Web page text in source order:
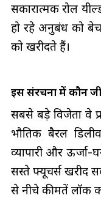
सकारात्मक रोल
हो रहे अनुबंध को
को खरीदते हैं।
इस संरचना में कौन
सबसे बड़े विजेता वे
भौतिक बैरल
व्यापारी और
सस्ते फ्यूचर्स खरीद
से नीचे कीमतें लॉक